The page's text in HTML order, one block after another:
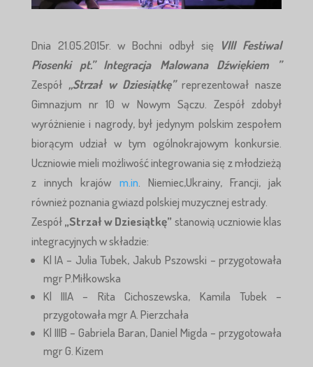
Dnia 21.05.2015r. w Bochni odbył się VIII Festiwal
Piosenki pt.” Integracja Malowana Dźwiękiem ”
Zespół„Strzał w Dziesiątkę” reprezentował nasze
Gimnazjum nr 10 w Nowym Sączu. Zespół zdobył
wyróżnienie i nagrody, był jedynym polskim zespołem
biorącym udział w tym ogólnokrajowym konkursie.
Uczniowie mieli możliwość integrowania się z młodzieżą
z innych krajów m.in . Niemiec,Ukrainy, Francji, jak
również poznania gwiazd polskiej muzycznej estrady.
Zespół„Strzał w Dziesiątkę” stanowią uczniowie klas
integracyjnych w składzie:
Kl IA – Julia Tubek, Jakub Pszowski – przygotowała
mgr P.Miłkowska
Kl IIIA – Rita Cichoszewska, Kamila Tubek –
przygotowała mgr A. Pierzchała
Kl IIIB – Gabriela Baran, Daniel Migda – przygotowała
mgr G. Kizem